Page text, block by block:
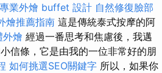
專業外燴 buffet 設計 自然修復臉部
燴推薦指南 這是傳統泰式按摩的阿
外燴 經過一番思考和焦慮後，我邁
信條，它是由我的一位非常好的朋
如何挑選SEO關鍵字 所以，如果你